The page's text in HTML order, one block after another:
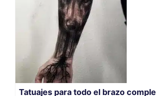
Tatuajes para todo el brazo